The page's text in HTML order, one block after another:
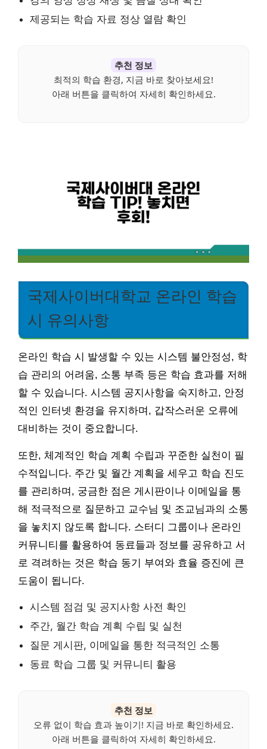
제공되는 학습 자료 정상 열람 확인
추천 정보
최적의 학습 환경, 지금 바로 찾아보세요!
아래 버튼을 클릭하여 자세히 확인하세요.
국제사이버대학교 온라인 학습
시 유의사항
온라인 학습 시 발생할 수 있는 시스템 불안정성, 학
습 관리의 어려움, 소통 부족 등은 학습 효과를 저해
할 수 있습니다. 시스템 공지사항을 숙지하고, 안정
적인 인터넷 환경을 유지하며, 갑작스러운 오류에
대비하는 것이 중요합니다.
또한, 체계적인 학습 계획 수립과 꾸준한 실천이 필
수적입니다. 주간 및 월간 계획을 세우고 학습 진도
를 관리하며, 궁금한 점은 게시판이나 이메일을 통
해 적극적으로 질문하고 교수님 및 조교님과의 소통
을 놓치지 않도록 합니다. 스터디 그룹이나 온라인
커뮤니티를 활용하여 동료들과 정보를 공유하고 서
로 격려하는 것은 학습 동기 부여와 효율 증진에 큰
도움이 됩니다.
시스템 점검 및 공지사항 사전 확인
주간, 월간 학습 계획 수립 및 실천
질문 게시판, 이메일을 통한 적극적인 소통
동료 학습 그룹 및 커뮤니티 활용
추천 정보
오류 없이 학습 효과 높이기! 지금 바로 확인하세요.
아래 버튼을 클릭하여 자세히 확인하세요.